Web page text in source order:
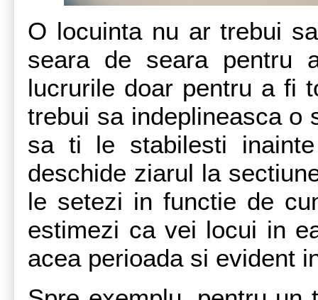
O locuinta nu ar trebui
seara de seara pentru
lucrurile doar pentru a fi
trebui sa indeplineasca o
sa ti le stabilesti
deschide ziarul la
le setezi in functie de
estimezi ca vei locui in
acea perioada si evident